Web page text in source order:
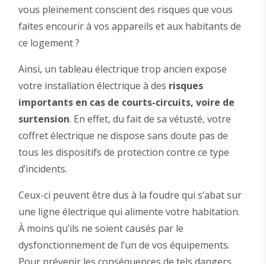
vous pleinement conscient des risques que vous
faites encourir à vos appareils et aux habitants de
ce logement ?
Ainsi, un tableau électrique trop ancien expose
votre installation électrique à des risques
importants en cas de courts-circuits, voire de
surtension. En effet, du fait de sa vétusté, votre
coffret électrique ne dispose sans doute pas de
tous les dispositifs de protection contre ce type
d’incidents.
Ceux-ci peuvent être dus à la foudre qui s’abat sur
une ligne électrique qui alimente votre habitation.
À moins qu’ils ne soient causés par le
dysfonctionnement de l’un de vos équipements.